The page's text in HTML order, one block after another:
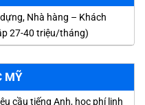
Nhà hàng – Khách
27-40 triệu/tháng)
MỸ
cầu tiếng Anh, học phí linh